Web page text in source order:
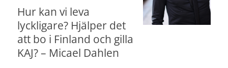
Hur kan vi leva
lyckligare? Hjälper det
att bo i Finland och gilla
KAJ? – Micael Dahlen